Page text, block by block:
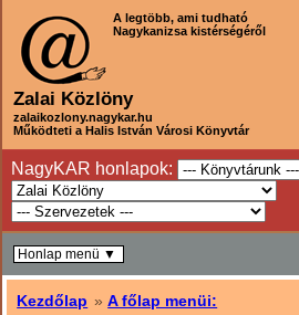
A legtöbb, ami tudható
Nagykanizsa kistérségéről
Zalai Közlöny
zalaikozlony.nagykar.hu
Működteti a Halis István Városi Könyvtár
NagyKAR honlapok:
Kezdőlap »A főlap menüi:
Honlap menü ▼